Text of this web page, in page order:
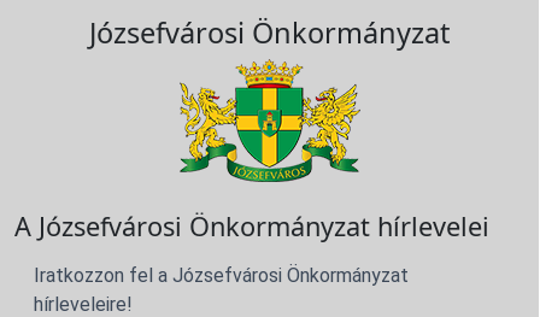
Józsefvárosi Önkormányzat
A Józsefvárosi Önkormányzat hírlevelei
Iratkozzon fel a Józsefvárosi Önkormányzat
hírleveleire!